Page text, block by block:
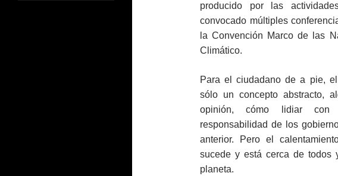
producido por las
convocado múltiples
la Convención Marco de las
Climático.
Para el ciudadano de a pie,
sólo un concepto abstracto,
opinión, cómo lidiar con
responsabilidad de los
anterior. Pero el
sucede y está cerca de todos
planeta.